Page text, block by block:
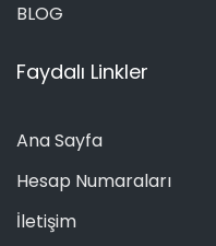
BLOG
Faydalı Linkler
Ana Sayfa
Hesap Numaraları
İletişim